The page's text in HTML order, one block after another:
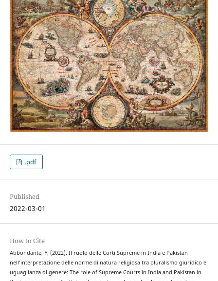
.pdf
Published
2022-03-01
How to Cite
Abbondante, F. (2022). Il ruolo delle Corti Supreme in India e Pakistan
nell’interpretazione delle norme di natura religiosa tra pluralismo giuridico e
uguaglianza di genere: The role of Supreme Courts in India and Pakistan in